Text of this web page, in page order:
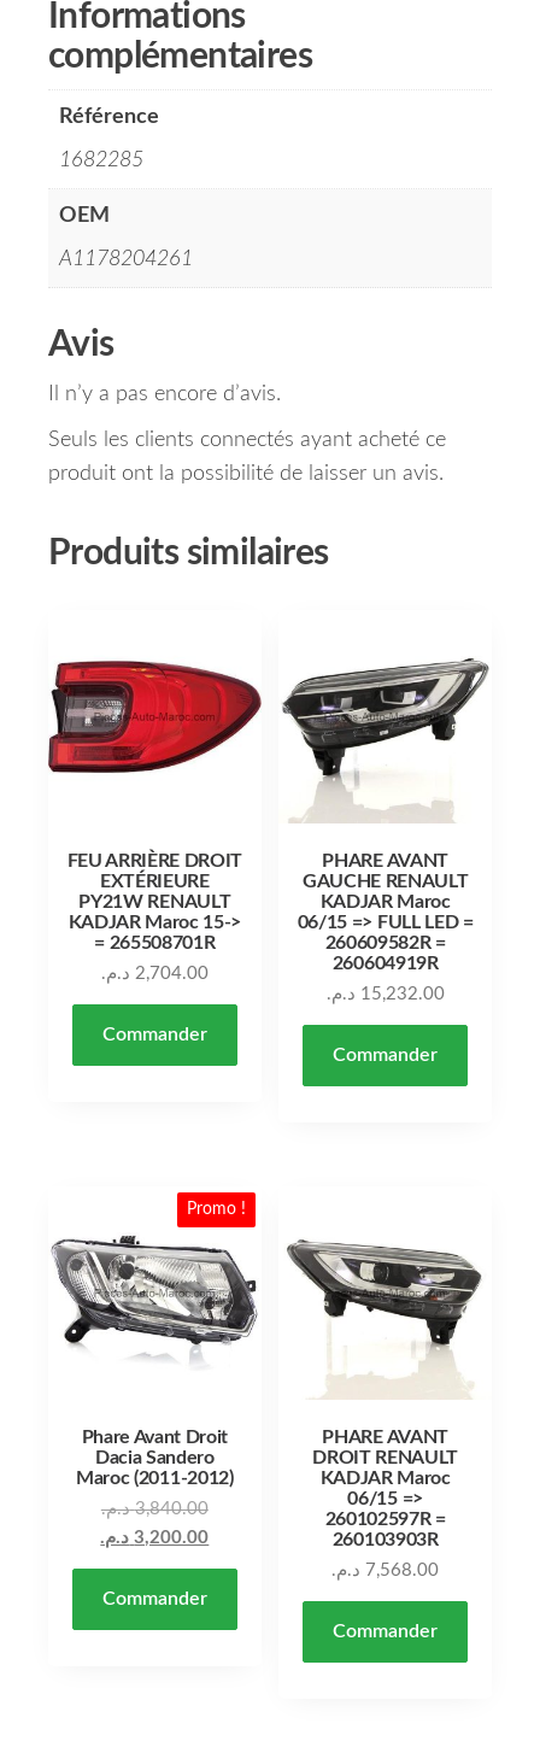
Informations
complémentaires
Référence
1682285
OEM
A1178204261
Avis
Il n’y a pas encore d’avis.
Seuls les clients connectés ayant acheté ce
produit ont la possibilité de laisser un avis.
Produits similaires
FEU ARRIÈRE DROIT
EXTÉRIEURE
PY21W RENAULT
KADJAR Maroc 15->
= 265508701R
2,704.00 د.م.
Commander
PHARE AVANT
GAUCHE RENAULT
KADJAR Maroc
06/15 => FULL LED =
260609582R =
260604919R
15,232.00 د.م.
Commander
Promo !
Phare Avant Droit
Dacia Sandero
Maroc (2011-2012)
3,840.00 د.م.
3,200.00 د.م.
Commander
PHARE AVANT
DROIT RENAULT
KADJAR Maroc
06/15 =>
260102597R =
260103903R
7,568.00 د.م.
Commander